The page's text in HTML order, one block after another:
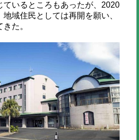
ているところもあったが、2020
域住民としては再開を願い、
た。